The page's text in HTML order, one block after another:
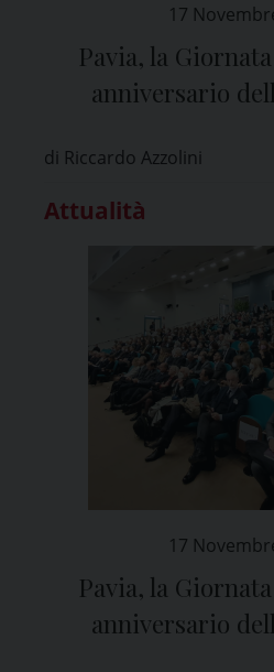
17
Pavia, la
anniversario
di Riccardo Azzolini
Attualità
17
Pavia, la
anniversario